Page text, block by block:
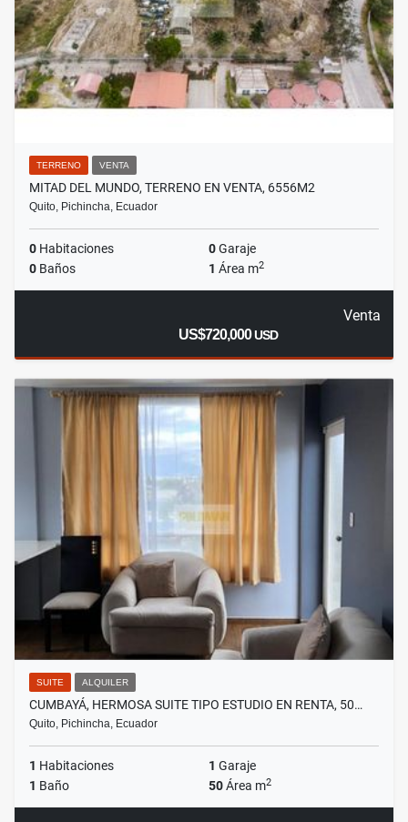
TERRENO VENTA
MITAD DEL MUNDO, TERRENO EN VENTA, 6556M2
Quito, Pichincha, Ecuador
0 Habitaciones 0Garaje
0 Baños 1 Área m2
Venta
US$720,000USD
SUITE ALQUILER
CUMBAYÁ, HERMOSA SUITE TIPO ESTUDIO EN RENTA, 50…
Quito, Pichincha, Ecuador
1 Habitaciones 1 Garaje
1 Baño 50Área m2